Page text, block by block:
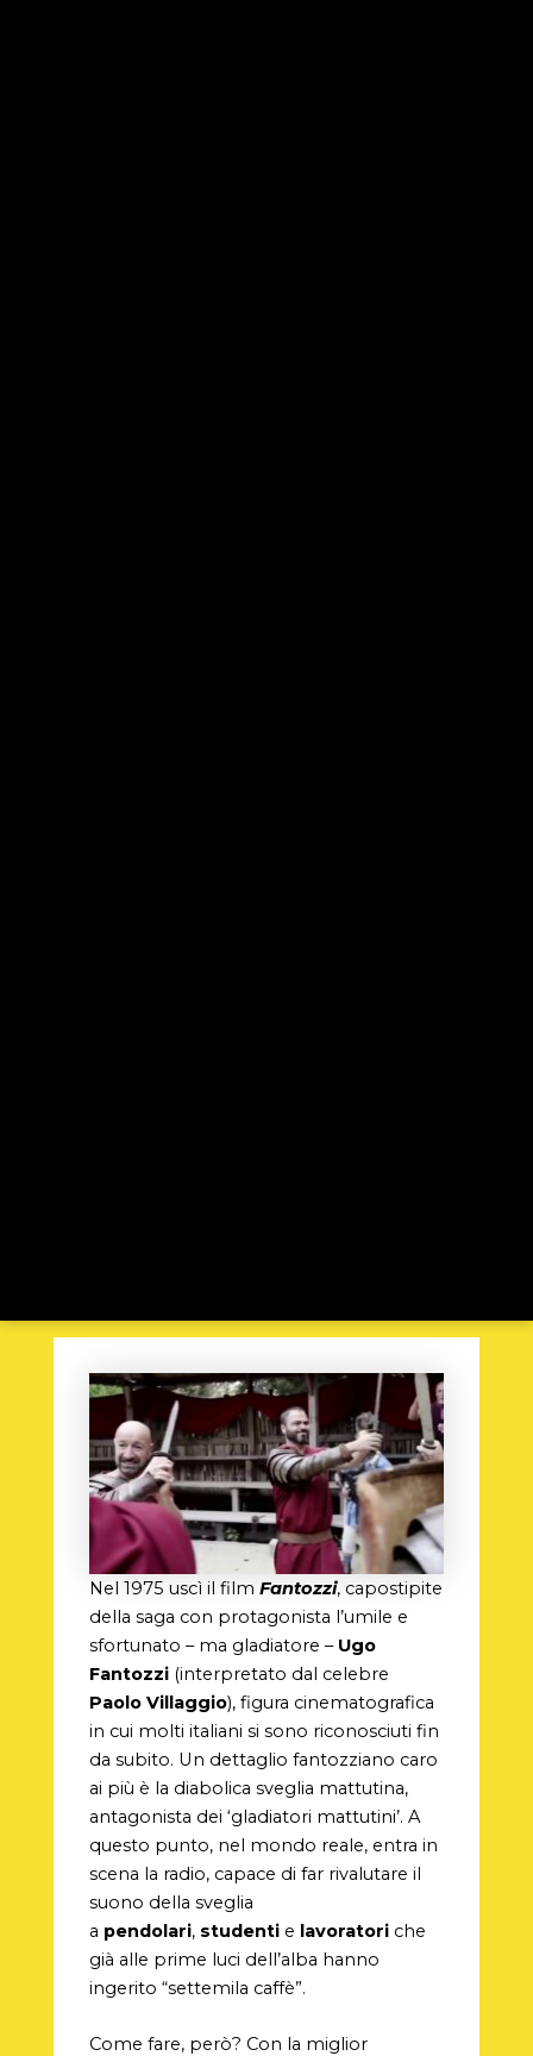
Nel 1975 uscì il film Fantozzi, capostipite
della saga con protagonista l’umile e
sfortunato – ma gladiatore – Ugo
Fantozzi(interpretato dal celebre
Paolo Villaggio), figura cinematografica
in cui molti italiani si sono riconosciuti fin
da subito. Un dettaglio fantozziano caro
ai più è la diabolica sveglia mattutina,
antagonista dei ‘gladiatori mattutini’. A
questo punto, nel mondo reale, entra in
scena la radio, capace di far rivalutare il
suono della sveglia
a pendolari, studentie lavoratoriche
già alle prime luci dell’alba hanno
ingerito “settemila caffè”.
Come fare, però? Con la miglior